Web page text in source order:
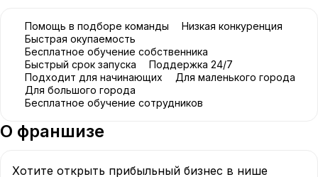
Помощь в подборе команды
Низкая конкуренция
Быстрая окупаемость
Бесплатное обучение собственника
Быстрый срок запуска
Поддержка 24/7
Подходит для начинающих
Для маленького города
Для большого города
Бесплатное обучение сотрудников
О франшизе
Хотите открыть прибыльный бизнес в нише